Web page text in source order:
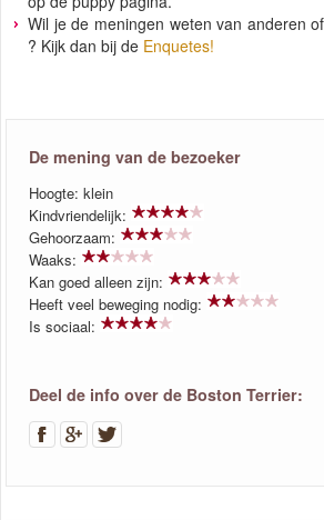
Wil je de meningen weten van anderen
? Kijk dan bij de Enquetes!
De mening van de bezoeker
Hoogte: klein
Kindvriendelijk:
Gehoorzaam:
Waaks:
Kan goed alleen zijn:
Heeft veel beweging nodig:
Is sociaal:
Deel de info over de Boston Terrier: